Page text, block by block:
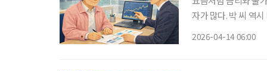
자가 많다. 박 씨 역
2026-04-14 06:00